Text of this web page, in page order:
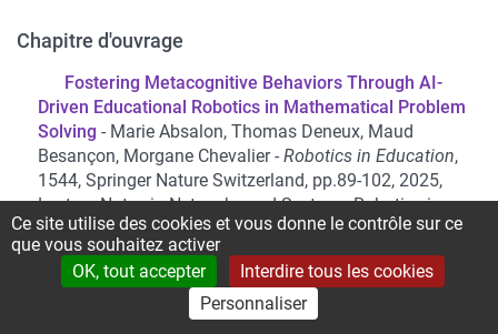
Chapitre d'ouvrage
Fostering Metacognitive Behaviors Through AI-
Driven Educational Robotics in Mathematical Problem
Solving
Marie Absalon, Thomas Deneux, Maud
Besançon, Morgane Chevalier
Robotics in Education,
1544, Springer Nature Switzerland, pp.89-102, 2025,
Lecture Notes in Networks and Systems Robotics in
Education,
⟨10.1007/978-3-031-98762-5_9⟩
Demain tous crétins, aujourd’hui tous crédules :
pourquoi il n’y a pas de déclin de l’intelligence en
Corentin Gonthier, Jacques Grégoire, Maud
Ce site utilise des cookies et vous donne le contrôle sur ce
que vous souhaitez activer
OK, tout accepter
Interdire tous les cookies
Personnaliser